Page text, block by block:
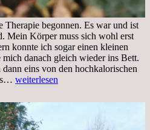
begonnen. Es war und ist
Mein Körper muss sich wohl erst
konnte ich sogar einen kleinen
mich danach gleich wieder ins Bett.
eins von den hochkalorischen
Freitag,
Therapie
Beginn
gut
weiterlesen